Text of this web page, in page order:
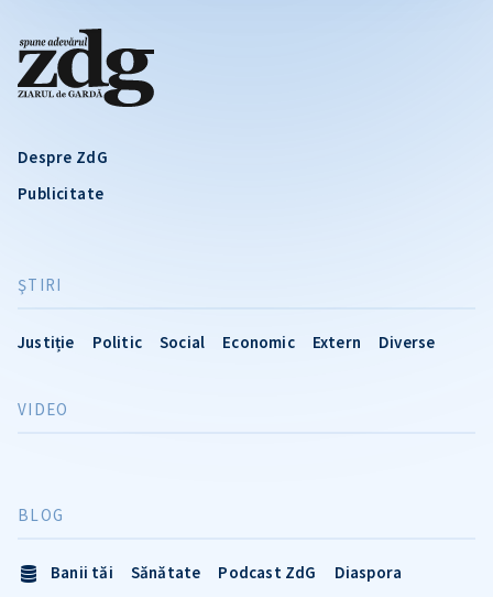
Despre ZdG
Publicitate
ŞTIRI
Justiție Politic Social Economic Extern Diverse
VIDEO
BLOG
Banii tăi Sănătate Podcast ZdG
Diaspora